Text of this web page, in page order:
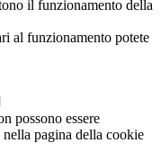
il funzionamento della
al funzionamento potete
possono essere
pagina della cookie